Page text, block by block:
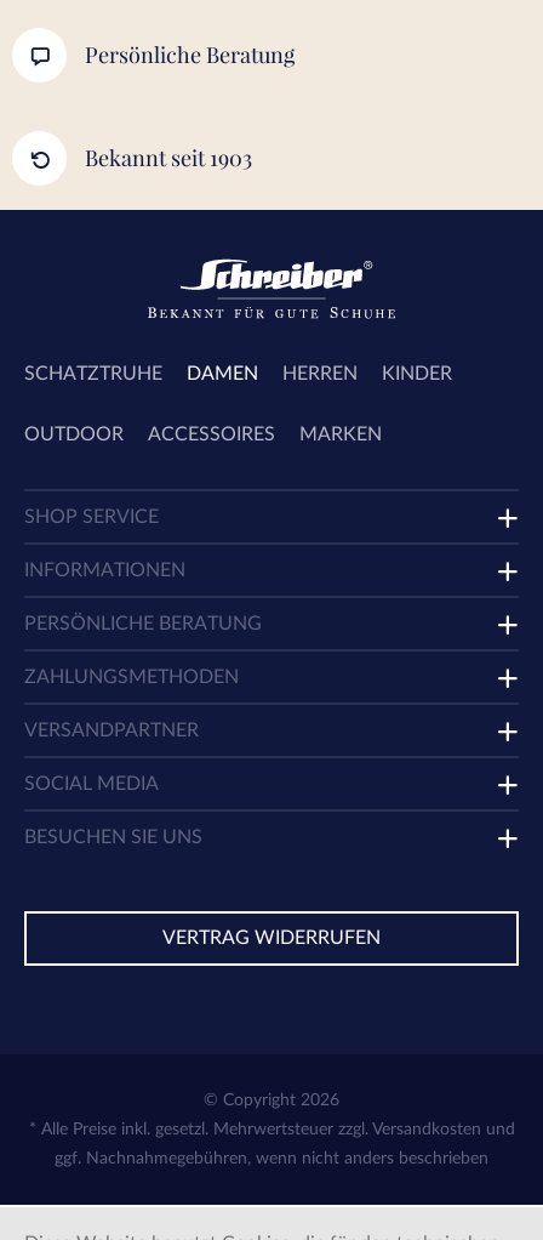
Persönliche Beratung
Bekannt seit 1903
SCHATZTRUHE DAMEN HERREN KINDER
OUTDOOR ACCESSOIRES MARKEN
SHOP SERVICE
INFORMATIONEN
PERSÖNLICHE BERATUNG
ZAHLUNGSMETHODEN
VERSANDPARTNER
SOCIAL MEDIA
BESUCHEN SIE UNS
VERTRAG WIDERRUFEN
© Copyright 2026
* Alle Preise inkl. gesetzl. Mehrwertsteuer zzgl. Versandkosten und
ggf. Nachnahmegebühren, wenn nicht anders beschrieben